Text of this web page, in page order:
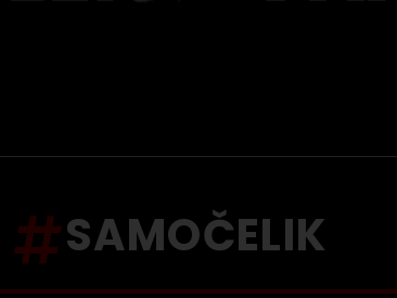
SAMOČELIK